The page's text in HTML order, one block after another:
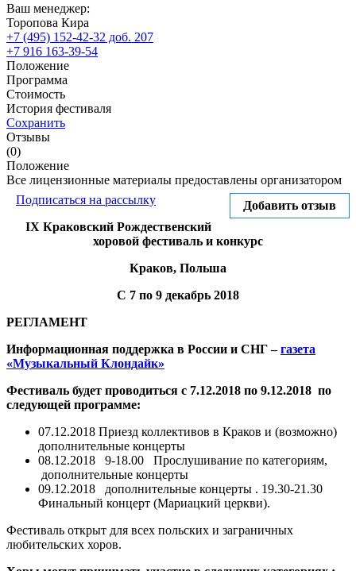
Ваш менеджер:
Торопова Кира
+7 (495) 152-42-32 доб. 207
+7 916 163-39-54
Положение
Программа
Стоимость
История фестиваля
Сохранить
Отзывы
(0)
Положение
Все лицензионные материалы предоставлены организатором
Добавить отзыв
Подписаться на рассылку
IX Краковcкий Рождественский
хоровой фестиваль и конкурс
Краков, Польша
С 7 по 9 декабрь 2018
РЕГЛАМЕНТ
Информационная поддержка в России и СНГ – газета
«Музыкальный Клондайк»
Фестиваль будет проводиться с 7.12.2018 по 9.12.2018 по
следующей программе:
07.12.2018 Приезд коллективов в Краков и (возможно)
дополнительные концерты
08.12.2018 9-18.00 Прослушивание по категориям,
дополнительные концерты
09.12.2018 дополнительные концерты . 19.30-21.30
Финальный концерт (Мариацкий церкви).
Фестиваль открыт для всех польских и заграничных
любительских хоров.